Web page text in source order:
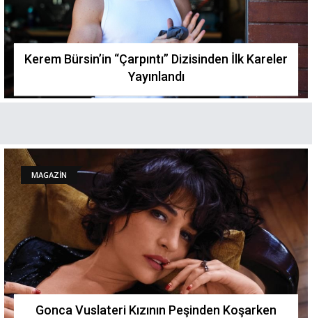
Kerem Bürsin’in “Çarpıntı” Dizisinden İlk Kareler
Yayınlandı
MAGAZİN
Gonca Vuslateri Kızının Peşinden Koşarken